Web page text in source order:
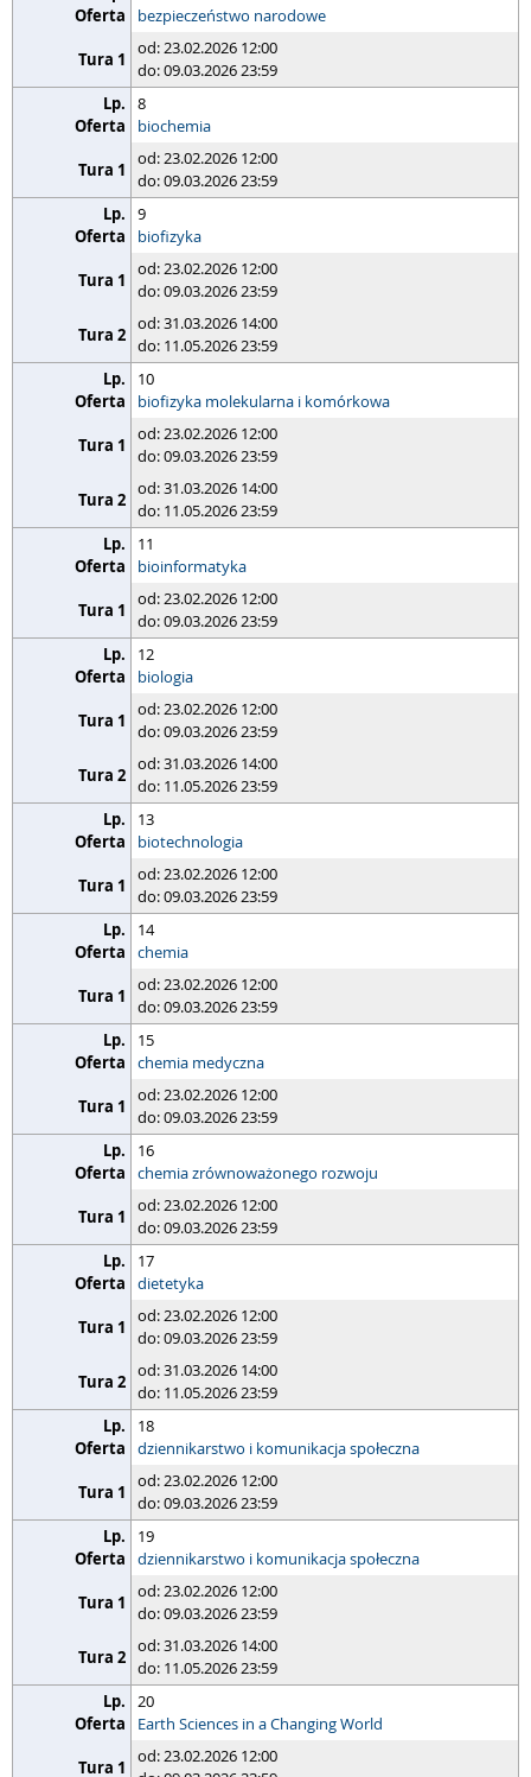
bezpieczeństwo narodowe
od: 23.02.2026 12:00
do: 09.03.2026 23:59
8
biochemia
od: 23.02.2026 12:00
do: 09.03.2026 23:59
9
biofizyka
od: 23.02.2026 12:00
do: 09.03.2026 23:59
od: 31.03.2026 14:00
do: 11.05.2026 23:59
10
biofizyka molekularna i komórkowa
od: 23.02.2026 12:00
do: 09.03.2026 23:59
od: 31.03.2026 14:00
do: 11.05.2026 23:59
11
bioinformatyka
od: 23.02.2026 12:00
do: 09.03.2026 23:59
12
biologia
od: 23.02.2026 12:00
do: 09.03.2026 23:59
od: 31.03.2026 14:00
do: 11.05.2026 23:59
13
biotechnologia
od: 23.02.2026 12:00
do: 09.03.2026 23:59
14
chemia
od: 23.02.2026 12:00
do: 09.03.2026 23:59
15
chemia medyczna
od: 23.02.2026 12:00
do: 09.03.2026 23:59
16
chemia zrównoważonego rozwoju
od: 23.02.2026 12:00
do: 09.03.2026 23:59
17
dietetyka
od: 23.02.2026 12:00
do: 09.03.2026 23:59
od: 31.03.2026 14:00
do: 11.05.2026 23:59
18
dziennikarstwo i komunikacja społeczna
od: 23.02.2026 12:00
do: 09.03.2026 23:59
19
dziennikarstwo i komunikacja społeczna
od: 23.02.2026 12:00
do: 09.03.2026 23:59
od: 31.03.2026 14:00
do: 11.05.2026 23:59
20
Earth Sciences in a Changing World
od: 23.02.2026 12:00